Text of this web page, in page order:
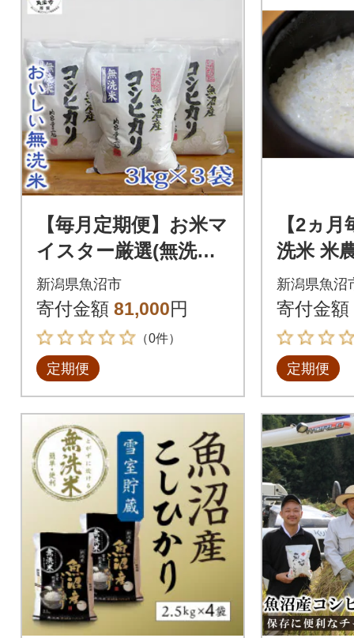
【毎月定期便】お米マ
イスター厳選(無洗米)
魚沼産コシヒカリ10
0% 9kg(3kg×3)全3回
新潟県魚沼市
寄付金額 81,000円
（0件）
定期便
【2ヵ
洗米 米
沼産 コ
1袋全6回
新潟県魚沼
寄付金額
定期便